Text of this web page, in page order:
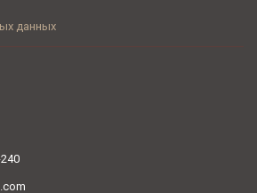
данных